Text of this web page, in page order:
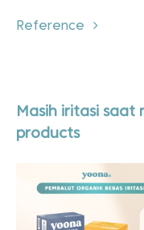
Reference
Masih iritasi saat
products